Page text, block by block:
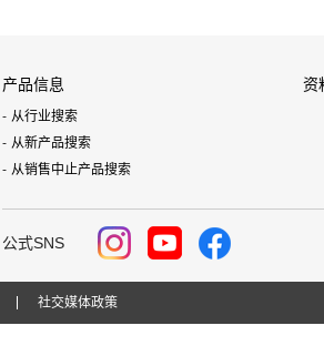
产品信息
从行业搜索
从新产品搜索
从销售中止产品搜索
资
公式SNS
社交媒体政策